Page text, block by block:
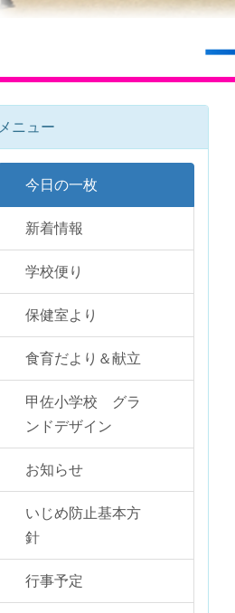
メニュー
今日の一枚
新着情報
学校便り
保健室より
食育だより＆献立
甲佐小学校 グラ
ンドデザイン
お知らせ
いじめ防止基本方
針
行事予定